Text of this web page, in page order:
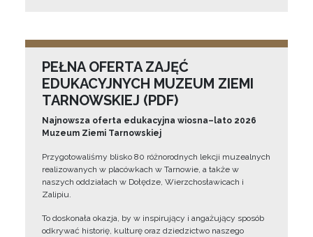
PEŁNA OFERTA ZAJĘĆ
EDUKACYJNYCH MUZEUM ZIEMI
TARNOWSKIEJ (PDF)
Najnowsza oferta edukacyjna wiosna–lato 2026
Muzeum Ziemi Tarnowskiej
Przygotowaliśmy blisko 80 różnorodnych lekcji muzealnych
realizowanych w placówkach w Tarnowie, a także w
naszych oddziałach w Dołędze, Wierzchosławicach i
Zalipiu.
To doskonała okazja, by w inspirujący i angażujący sposób
odkrywać historię, kulturę oraz dziedzictwo naszego